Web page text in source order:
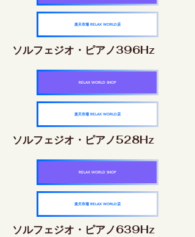
楽天市場 RELAX WORLD店
ソルフェジオ・ピアノ396Hz
RELAX WORLD SHOP
楽天市場 RELAX WORLD店
ソルフェジオ・ピアノ528Hz
RELAX WORLD SHOP
楽天市場 RELAX WORLD店
ソルフェジオ・ピアノ639Hz